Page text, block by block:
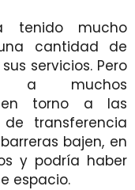
tenido mucho
cantidad de
servicios. Pero
a muchos
en torno a las
de transferencia
bajen, en
y podría haber
espacio.